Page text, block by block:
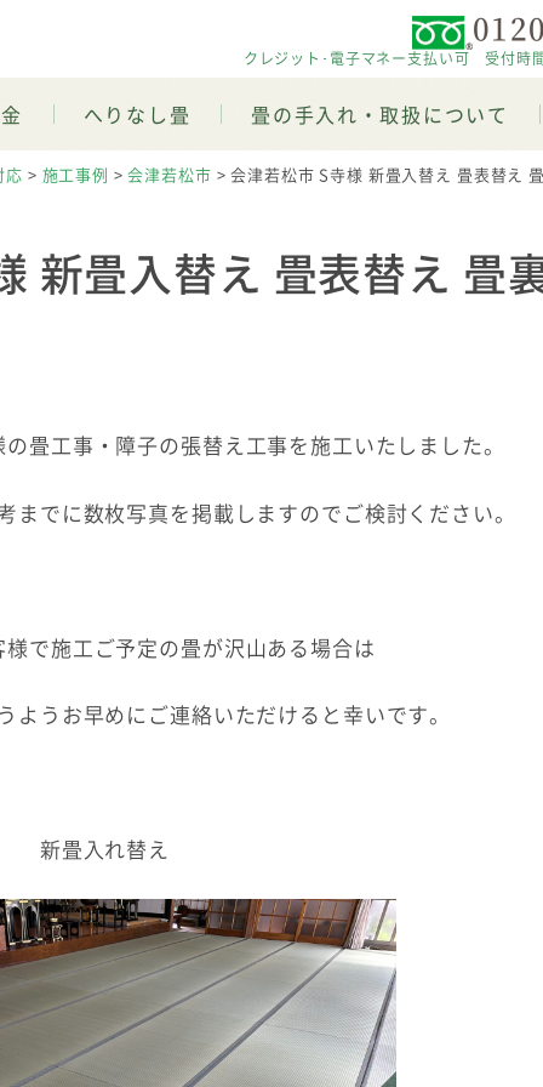
クレジット･電子マネー支払い可 受付時
へりなし畳 畳の手入れ・取扱について
応 > 施工事例 >会津若松市 >会津若松市 S寺様 新畳入替え 畳表替え 畳裏
新畳入替え 畳表替え 畳
畳工事・障子の張替え工事を施工いたしました。
でに数枚写真を掲載しますのでご検討ください。
で施工ご予定の畳が沢山ある場合は
ようお早めにご連絡いただけると幸いです。
新畳入れ替え